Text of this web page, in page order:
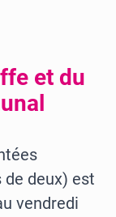
et du
deux) est
vendredi